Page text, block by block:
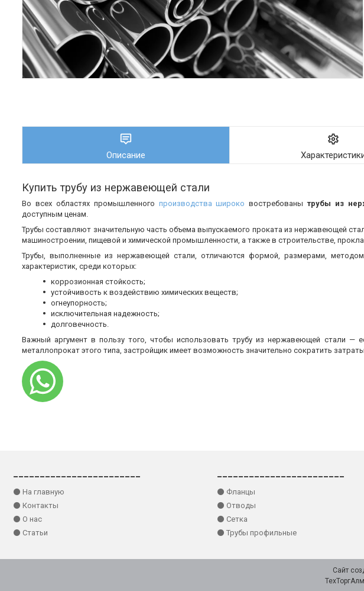
Описание
Купить трубу из нержавеющей стали
Во всех областях промышленного производства широко востребованытрубы из
доступным ценам.
Трубы составляют значительную часть объема выпускаемого проката из нержавеющей
машиностроении, пищевой и химической промышленности, а также в строительстве,
Трубы, выполненные из нержавеющей стали, отличаются формой, размерами, методом
характеристик, среди которых:
коррозионная стойкость;
устойчивость к воздействию химических веществ;
огнеупорность;
исключительная надежность;
долговечность.
Важный аргумент в пользу того, чтобы использовать трубу из нержавеющей стали —
металлопрокат этого типа, застройщик имеет возможность значительно сократить
⚫ На главную
⚫ Контакты
⚫ О нас
⚫ Статьи
⚫ Фланцы
⚫ Отводы
⚫ Сетка
⚫ Трубы профильные
Сайт